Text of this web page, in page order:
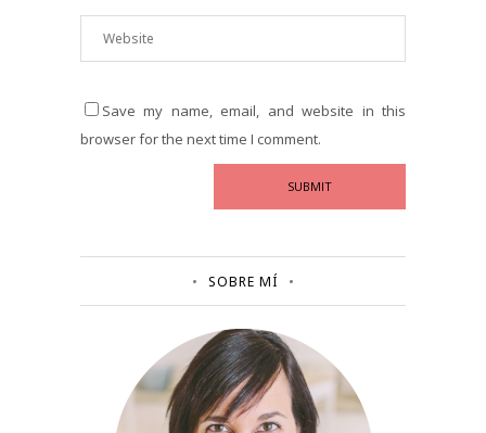
Save my name, email, and website in this
browser for the next time I comment.
SOBRE MÍ